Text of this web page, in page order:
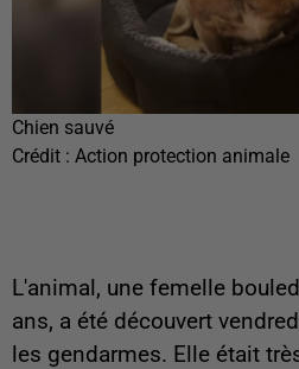
Chien sauvé
Crédit : Action protection animale
L'animal, une femelle
ans, a été découvert
les gendarmes. Elle était